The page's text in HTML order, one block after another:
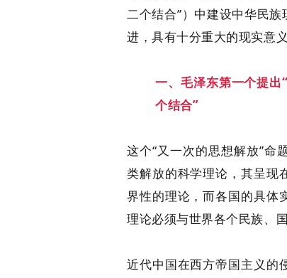
二个结合”）中建设中华民
进，具有十分重大的现实意
一、毛泽东第一个提出
个结合”
这个“又一次的思想解放”命
类解放的科学理论，其呈现
界性的理论，而各国的具体
理论必须与世界各个民族、
近代中国在西方帝国主义的